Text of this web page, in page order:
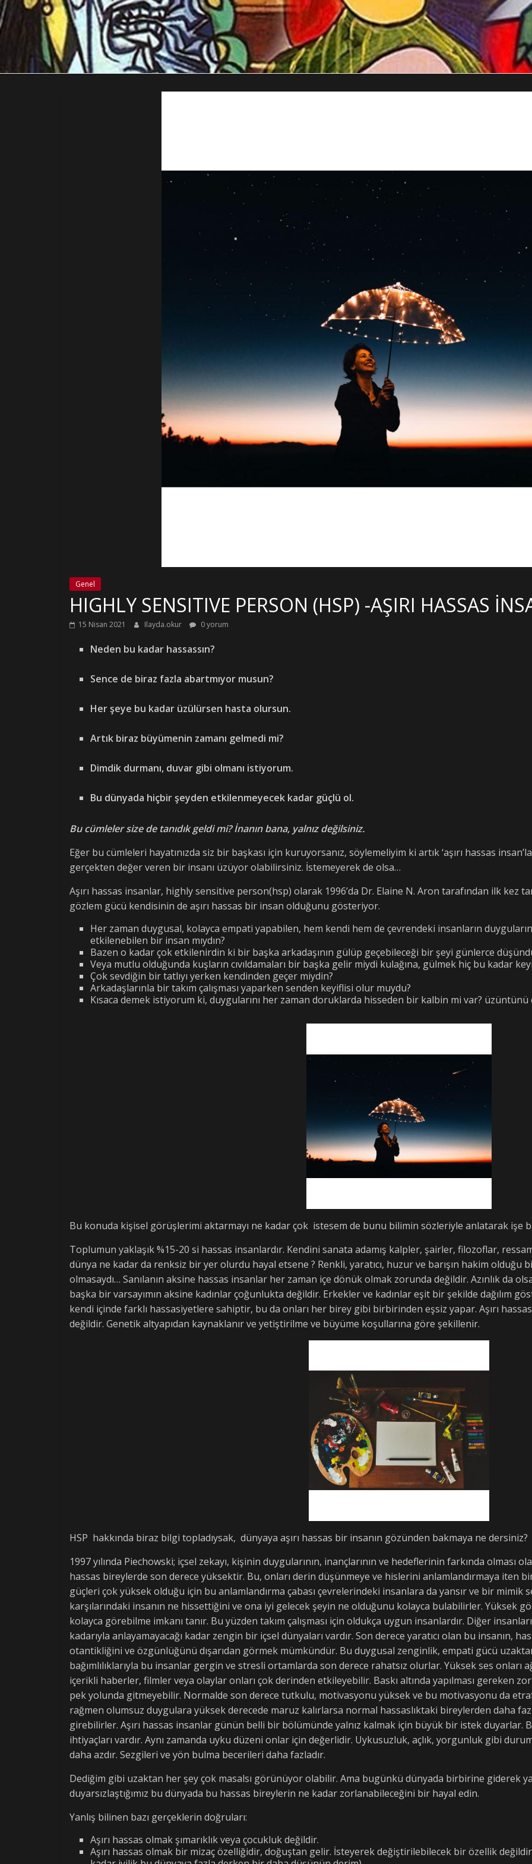
Genel
HIGHLY SENSITIVE PERSON (HSP) -AŞIRI HASSAS
15 Nisan 2021 Ilayda.okur 0 yorum
Neden bu kadar hassassın?
Sence de biraz fazla abartmıyor musun?
Her şeye bu kadar üzülürsen hasta olursun.
Artık biraz büyümenin zamanı gelmedi mi?
Dimdik durmanı, duvar gibi olmanı istiyorum.
Bu dünyada hiçbir şeyden etkilenmeyecek kadar güçlü ol.
Bu cümleler size de tanıdık geldi mi? İnanın bana, yalnız değilsiniz.
Eğer bu cümleleri hayatınızda siz bir başkası için kuruyorsanız, söylemeliyim ki artık ‘aşırı hassas
gerçekten değer veren bir insanı üzüyor olabilirsiniz. İstemeyerek de olsa…
Aşırı hassas insanlar, highly sensitive person(hsp) olarak 1996’da Dr. Elaine N. Aron tarafından ilk kez
gözlem gücü kendisinin de aşırı hassas bir insan olduğunu gösteriyor.
Her zaman duygusal, kolayca empati yapabilen, hem kendi hem de çevrendeki insanların
etkilenebilen bir insan mıydın?
Bazen o kadar çok etkilenirdin ki bir başka arkadaşının gülüp geçebileceği bir şeyi günlerce
Veya mutlu olduğunda kuşların cıvıldamaları bir başka gelir miydi kulağına, gülmek hiç bu kadar
Çok sevdiğin bir tatlıyı yerken kendinden geçer miydin?
Arkadaşlarınla bir takım çalışması yaparken senden keyiflisi olur muydu?
Kısaca demek istiyorum ki, duygularını her zaman doruklarda hisseden bir kalbin mi var? üzüntünü
Bu konuda kişisel görüşlerimi aktarmayı ne kadar çok istesem de bunu bilimin sözleriyle anlatarak işe
Toplumun yaklaşık %15-20 si hassas insanlardır. Kendini sanata adamış kalpler, şairler, filozoflar,
dünya ne kadar da renksiz bir yer olurdu hayal etsene ? Renkli, yaratıcı, huzur ve barışın hakim
olmasaydı… Sanılanın aksine hassas insanlar her zaman içe dönük olmak zorunda değildir. Azınlık da
başka bir varsayımın aksine kadınlar çoğunlukta değildir. Erkekler ve kadınlar eşit bir şekilde dağılım
kendi içinde farklı hassasiyetlere sahiptir, bu da onları her birey gibi birbirinden eşsiz yapar. Aşırı
değildir. Genetik altyapıdan kaynaklanır ve yetiştirilme ve büyüme koşullarına göre şekillenir.
HSP hakkında biraz bilgi topladıysak, dünyaya aşırı hassas bir insanın gözünden bakmaya ne dersiniz?
1997 yılında Piechowski; içsel zekayı, kişinin duygularının, inançlarının ve hedeflerinin farkında olması
hassas bireylerde son derece yüksektir. Bu, onları derin düşünmeye ve hislerini anlamlandırmaya iten
güçleri çok yüksek olduğu için bu anlamlandırma çabası çevrelerindeki insanlara da yansır ve bir
karşılarındaki insanın ne hissettiğini ve ona iyi gelecek şeyin ne olduğunu kolayca bulabilirler. Yüksek
kolayca görebilme imkanı tanır. Bu yüzden takım çalışması için oldukça uygun insanlardır. Diğer
kadarıyla anlayamayacağı kadar zengin bir içsel dünyaları vardır. Son derece yaratıcı olan bu insanın,
otantikliğini ve özgünlüğünü dışarıdan görmek mümkündür. Bu duygusal zenginlik, empati gücü
bağımlılıklarıyla bu insanlar gergin ve stresli ortamlarda son derece rahatsız olurlar. Yüksek ses onları
içerikli haberler, filmler veya olaylar onları çok derinden etkileyebilir. Baskı altında yapılması gereken
pek yolunda gitmeyebilir. Normalde son derece tutkulu, motivasyonu yüksek ve bu motivasyonu da
rağmen olumsuz duygulara yüksek derecede maruz kalırlarsa normal hassaslıktaki bireylerden daha
girebilirler. Aşırı hassas insanlar günün belli bir bölümünde yalnız kalmak için büyük bir istek duyarlar.
ihtiyaçları vardır. Aynı zamanda uyku düzeni onlar için değerlidir. Uykusuzluk, açlık, yorgunluk gibi
daha azdır. Sezgileri ve yön bulma becerileri daha fazladır.
Dediğim gibi uzaktan her şey çok masalsı görünüyor olabilir. Ama bugünkü dünyada birbirine giderek
duyarsızlaştığımız bu dünyada bu hassas bireylerin ne kadar zorlanabileceğini bir hayal edin.
Yanlış bilinen bazı gerçeklerin doğruları:
Aşırı hassas olmak şımarıklık veya çocukluk değildir.
Aşırı hassas olmak bir mizaç özelliğidir, doğuştan gelir. İsteyerek değiştirilebilecek bir özellik